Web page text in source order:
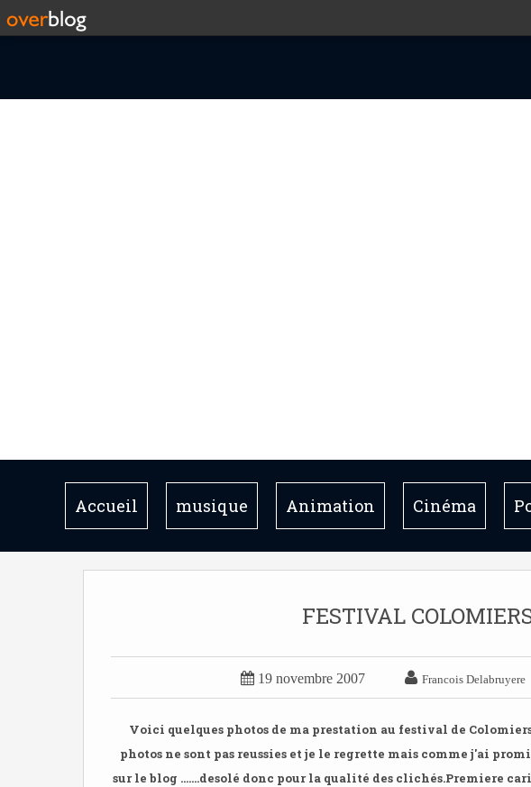
Accueil musique Animation Cinéma
FESTIVAL
 19 novembre 2007  Francois Delabruyere
Voici quelques photos de ma prestation au festival de
photos ne sont pas reussies et je le regrette mais comme j'ai
sur le blog .......desolé donc pour la qualité des clichés.Premiere